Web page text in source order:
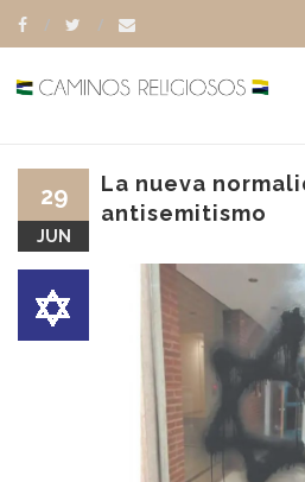
La nueva
antisemitismo
29
JUN